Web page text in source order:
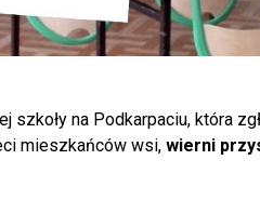
na Podkarpaciu, która
mieszkańców wsi, wierni